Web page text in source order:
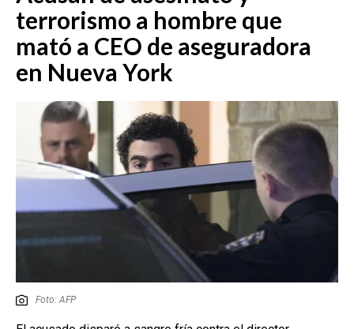
EMISIÓN 7:00 PM
terrorismo a hombre que
mató a CEO de aseguradora
en Nueva York
Foto: AFP